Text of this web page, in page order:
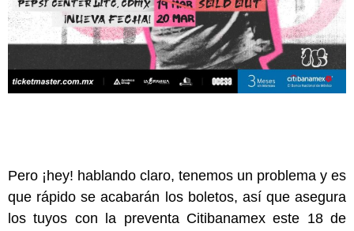
Pero ¡hey! hablando claro, tenemos un problema y es
que rápido se acabarán los boletos, así que asegura
los tuyos con la preventa Citibanamex este 18 de